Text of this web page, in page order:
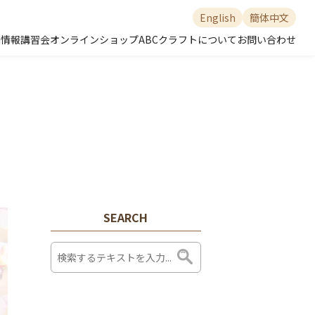
English
簡体中文
報講習会オンラインショップABCクラフトについて お問い合わせ
SEARCH